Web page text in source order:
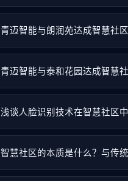
青迈智能与朗润苑达成智慧社
青迈智能与泰和花园达成智慧
浅谈人脸识别技术在智慧社区